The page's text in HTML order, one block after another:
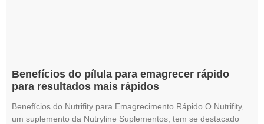
Benefícios do pílula para emagrecer rápido
para resultados mais rápidos
Benefícios do Nutrifity para Emagrecimento Rápido O Nutrifity,
um suplemento da Nutryline Suplementos, tem se destacado